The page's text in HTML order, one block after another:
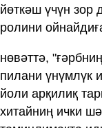
йөткәш үчүн зор
ролини
нөвәттә,
пилани үнүмлүк
йоли арқилиқ
хитайниң ички